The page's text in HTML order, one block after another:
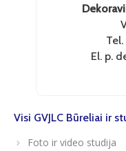
El. p.
Visi GVJLC Būreliai ir
Foto ir video studija